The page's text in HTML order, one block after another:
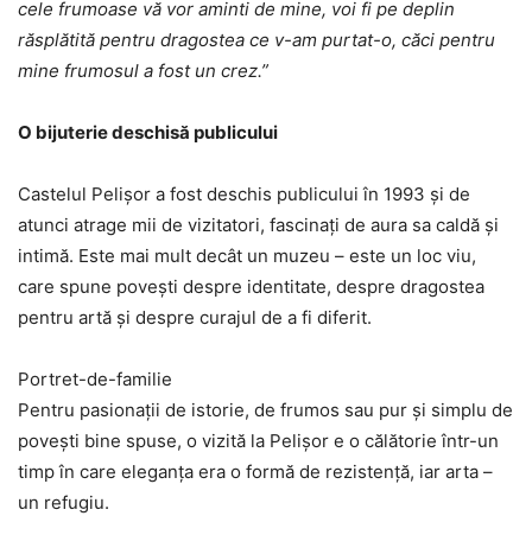
cele frumoase vă vor aminti de mine, voi fi pe deplin
răsplătită pentru dragostea ce v-am purtat-o, căci pentru
mine frumosul a fost un crez.”
O bijuterie deschisă publicului
Castelul Pelișor a fost deschis publicului în 1993 și de
atunci atrage mii de vizitatori, fascinați de aura sa caldă și
intimă. Este mai mult decât un muzeu – este un loc viu,
care spune povești despre identitate, despre dragostea
pentru artă și despre curajul de a fi diferit.
Portret-de-familie
Pentru pasionații de istorie, de frumos sau pur și simplu de
povești bine spuse, o vizită la Pelișor e o călătorie într-un
timp în care eleganța era o formă de rezistență, iar arta –
un refugiu.